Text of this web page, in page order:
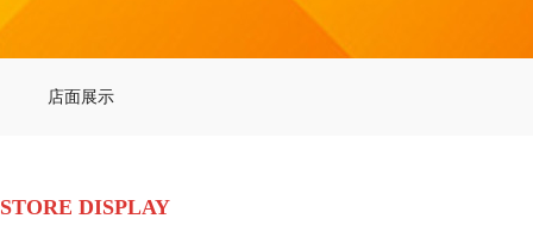
店面展示
STORE DISPLAY